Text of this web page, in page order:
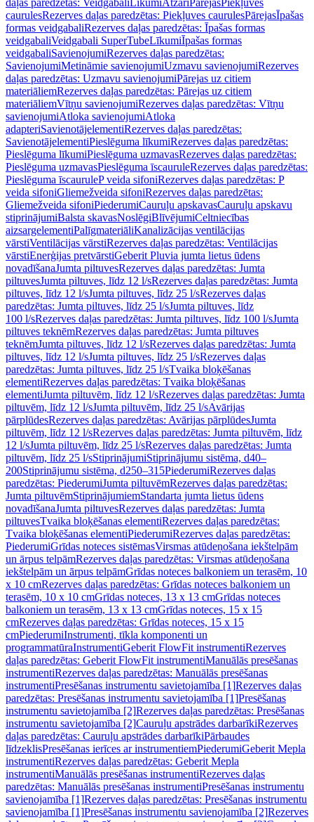
daļas paredzētas: Veidgabali LīkumiAtzari PārejasPiekļuves
caurulesRezerves daļas paredzētas: Piekļuves caurulesPārejasĪpašas
formas veidgabaliRezerves daļas paredzētas: Īpašas formas
veidgabaliVeidgabali SuperTubeLīkumiĪpašas formas
veidgabaliSavienojumiRezerves daļas paredzētas:
SavienojumiMetināmie savienojumiUzmavu savienojumiRezerves
daļas paredzētas: Uzmavu savienojumiPārejas uz citiem
materiāliemRezerves daļas paredzētas: Pārejas uz citiem
materiāliemVītņu savienojumiRezerves daļas paredzētas: Vītņu
savienojumiAtloka savienojumiAtloka
adapteriSavienotājelementiRezerves daļas paredzētas:
SavienotājelementiPieslēguma līkumiRezerves daļas paredzētas:
Pieslēguma līkumiPieslēguma uzmavasRezerves daļas paredzētas:
Pieslēguma uzmavasPieslēguma īscauruleRezerves daļas paredzētas:
Pieslēguma īscauruleP veida sifoniRezerves daļas paredzētas: P
veida sifoniGliemežveida sifoniRezerves daļas paredzētas:
Gliemežveida sifoniPiederumiCauruļu apskavasCauruļu apskavu
stiprinājumiBalsta skavasNoslēgiBlīvējumiCeltniecības
aizsargelementiPalīgmateriāliKanalizācijas ventilācijas
vārstiVentilācijas vārstiRezerves daļas paredzētas: Ventilācijas
vārstiEnerģijas pretvārstiGeberit Pluvia jumta lietus ūdens
novadīšanaJumta piltuvesRezerves daļas paredzētas: Jumta
piltuvesJumta piltuves, līdz 12 l/sRezerves daļas paredzētas: Jumta
piltuves, līdz 12 l/sJumta piltuves, līdz 25 l/sRezerves daļas
paredzētas: Jumta piltuves, līdz 25 l/sJumta piltuves, līdz
100 l/sRezerves daļas paredzētas: Jumta piltuves, līdz 100 l/sJumta
piltuves teknēmRezerves daļas paredzētas: Jumta piltuves
teknēmJumta piltuves, līdz 12 l/sRezerves daļas paredzētas: Jumta
piltuves, līdz 12 l/sJumta piltuves, līdz 25 l/sRezerves daļas
paredzētas: Jumta piltuves, līdz 25 l/sTvaika bloķēšanas
elementiRezerves daļas paredzētas: Tvaika bloķēšanas
elementiJumta piltuvēm, līdz 12 l/sRezerves daļas paredzētas: Jumta
piltuvēm, līdz 12 l/sJumta piltuvēm, līdz 25 l/sAvārijas
pārplūdesRezerves daļas paredzētas: Avārijas pārplūdesJumta
piltuvēm, līdz 12 l/sRezerves daļas paredzētas: Jumta piltuvēm, līdz
12 l/sJumta piltuvēm, līdz 25 l/sRezerves daļas paredzētas: Jumta
piltuvēm, līdz 25 l/sStiprinājumiStiprinājumu sistēma, d40–
200Stiprinājumu sistēma, d250–315PiederumiRezerves daļas
paredzētas: PiederumiJumta piltuvēmRezerves daļas paredzētas:
Jumta piltuvēmStiprinājumiemStandarta jumta lietus ūdens
novadīšanaJumta piltuvesRezerves daļas paredzētas: Jumta
piltuvesTvaika bloķēšanas elementiRezerves daļas paredzētas:
Tvaika bloķēšanas elementiPiederumiRezerves daļas paredzētas:
PiederumiGrīdas noteces sistēmasVirsmas atūdeņošana iekštelpām
un ārpus telpāmRezerves daļas paredzētas: Virsmas atūdeņošana
iekštelpām un ārpus telpāmGrīdas noteces balkoniem un terasēm, 10
x 10 cmRezerves daļas paredzētas: Grīdas noteces balkoniem un
terasēm, 10 x 10 cmGrīdas noteces, 13 x 13 cmGrīdas noteces
balkoniem un terasēm, 13 x 13 cmGrīdas noteces, 15 x 15
cmRezerves daļas paredzētas: Grīdas noteces, 15 x 15
cmPiederumiInstrumenti, tīkla komponenti un
programmatūraInstrumentiGeberit FlowFit instrumentiRezerves
daļas paredzētas: Geberit FlowFit instrumentiManuālās presēšanas
instrumentiRezerves daļas paredzētas: Manuālās presēšanas
instrumentiPresēšanas instrumentu savietojamība [1]Rezerves daļas
paredzētas: Presēšanas instrumentu savietojamība [1]Presēšanas
instrumentu savietojamība [2]Rezerves daļas paredzētas: Presēšanas
instrumentu savietojamība [2]Cauruļu apstrādes darbarīkiRezerves
daļas paredzētas: Cauruļu apstrādes darbarīkiPārbaudes
līdzeklisPresēšanas ierīces ar instrumentiemPiederumiGeberit Mepla
instrumentiRezerves daļas paredzētas: Geberit Mepla
instrumentiManuālās presēšanas instrumentiRezerves daļas
paredzētas: Manuālās presēšanas instrumentiPresēšanas instrumentu
savienojamība [1]Rezerves daļas paredzētas: Presēšanas instrumentu
savienojamība [1]Presēšanas instrumentu savienojamība [2]Rezerves